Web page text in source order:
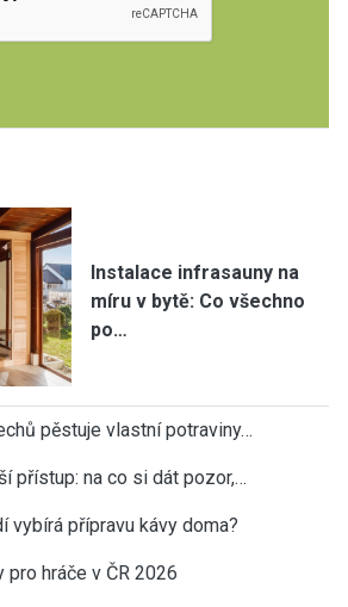
Instalace infrasauny na
míru v bytě: Co všechno
po…
pěstuje vlastní potraviny…
přístup: na co si dát pozor,…
vybírá přípravu kávy doma?
pro hráče v ČR 2026